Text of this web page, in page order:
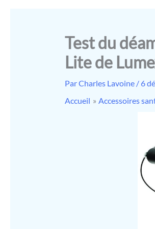
Test du
Lite de
ParCharles Lavoine / 6
Accueil
Accessoires